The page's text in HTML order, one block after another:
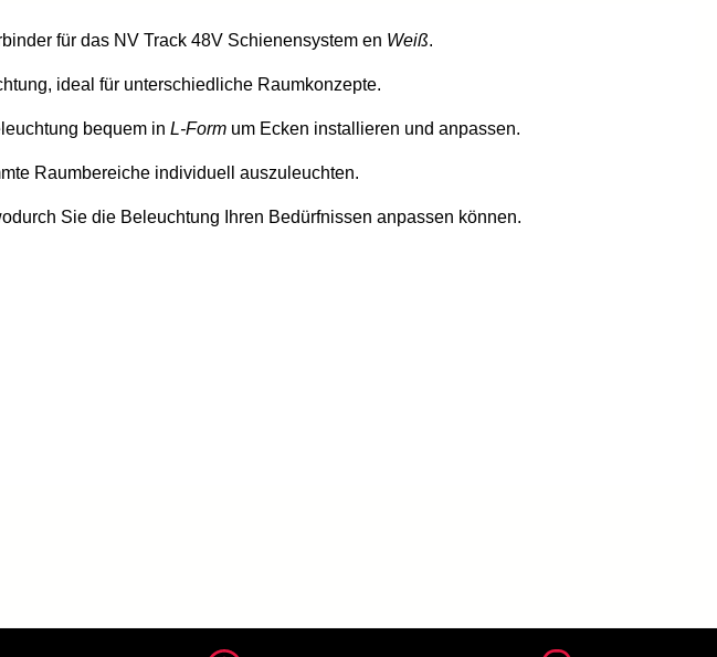
für das NV Track 48V Schienensystem en Weiß.
ideal für unterschiedliche Raumkonzepte.
bequem in L-Form um Ecken installieren und anpassen.
Raumbereiche individuell auszuleuchten.
Sie die Beleuchtung Ihren Bedürfnissen anpassen können.